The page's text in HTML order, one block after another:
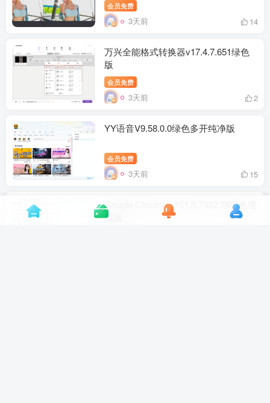
会员免费
3天前 14
万兴全能格式转换器v17.4.7.651绿色
版
会员免费
3天前 2
YY语音V9.58.0.0绿色多开纯净版
会员免费
3天前 15
Google Chrome v151.0.7922.76绿色便
携版